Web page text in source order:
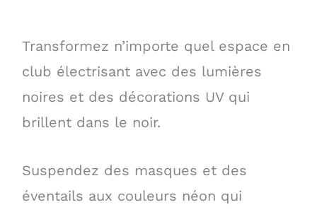
Transformez n’importe quel espace en
club électrisant avec des lumières
noires et des décorations UV qui
brillent dans le noir.
Suspendez des masques et des
éventails aux couleurs néon qui